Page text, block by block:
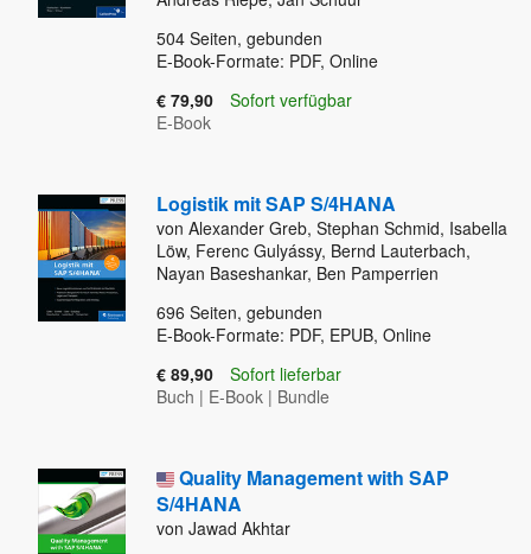
504 Seiten, gebunden
E-Book-Formate: PDF, Online
€ 79,90
Sofort verfügbar
E-Book
Logistik mit SAP S/4HANA
von Alexander Greb, Stephan Schmid, Isabella
Löw, Ferenc Gulyássy, Bernd Lauterbach,
Nayan Baseshankar, Ben Pamperrien
696 Seiten, gebunden
E-Book-Formate: PDF, EPUB, Online
€ 89,90
Sofort lieferbar
Buch | E-Book | Bundle
Quality Management with SAP
S/4HANA
von Jawad Akhtar